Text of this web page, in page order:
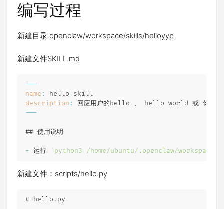
编写过程
新建目录.openclaw/workspace/skills/helloyyp
新建文件SKILL.md
---
name : hello-
description :
---
## 使用说明
- 运行 ` python3 /home/ubuntu/.openclaw/
新建文件：scripts/hello.py
# hello . py